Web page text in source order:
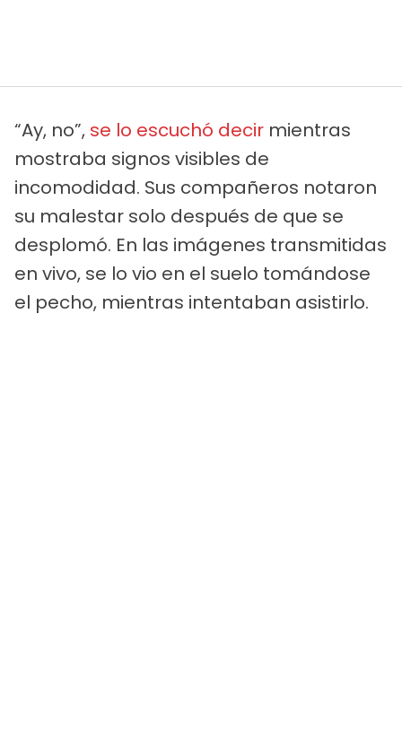
“Ay, no”, se lo escuchó decir mientras
mostraba signos visibles de
incomodidad. Sus compañeros notaron
su malestar solo después de que se
desplomó. En las imágenes transmitidas
en vivo, se lo vio en el suelo tomándose
el pecho, mientras intentaban asistirlo.